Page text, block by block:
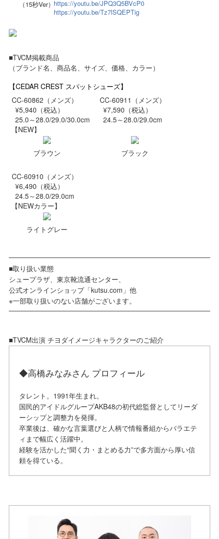
（15秒Ver） https://youtu.be/JPQ3Q5BVcP0
https://youtu.be/Tz7lSQEPTig
■TVCM掲載商品
（ブランド名、商品名、サイズ、価格、カラー）
【CEDAR CREST スパットシューズ】
CC-60862（メンズ）
¥5,940（税込）
25.0～28.0/29.0/30.0cm
【NEW】
ブラウン
CC-60911（メンズ）
¥7,590（税込）
24.5～28.0/29.0cm
ブラック
CC-60910（メンズ）
¥6,490（税込）
24.5～28.0/29.0cm
【NEWカラー】
ライトグレー
■取り扱い業態
シュープラザ、東京靴流通センター、
公式オンラインショップ「kutsu.com」他
※一部取り扱いのない店舗がございます。
■TVCM出演 チヨダイメージキャラクターのご紹介
◆高橋みなみさん プロフィール
タレント。1991年生まれ。
国民的アイドルグループAKB48の初代総監督としてリーダ
ーシップと調整力を発揮。
卒業後は、確かな言葉選びと人柄で情報番組からバラエテ
ィまで幅広く活躍中。
経験を活かした“聞く力・まとめる力”で多方面から厚い信
頼を得ている。